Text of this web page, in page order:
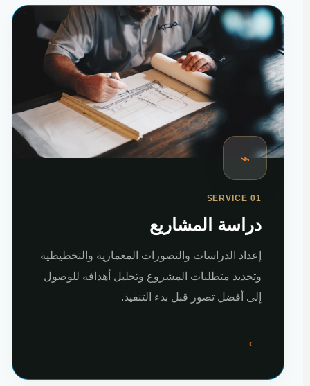
⌁
SERVICE 01
دراسة المشاريع
إعداد الدراسات والتصورات المعمارية والتخطيطية
وتحديد متطلبات المشروع وتحليل أهدافه للوصول
إلى أفضل تصور قبل بدء التنفيذ.
←